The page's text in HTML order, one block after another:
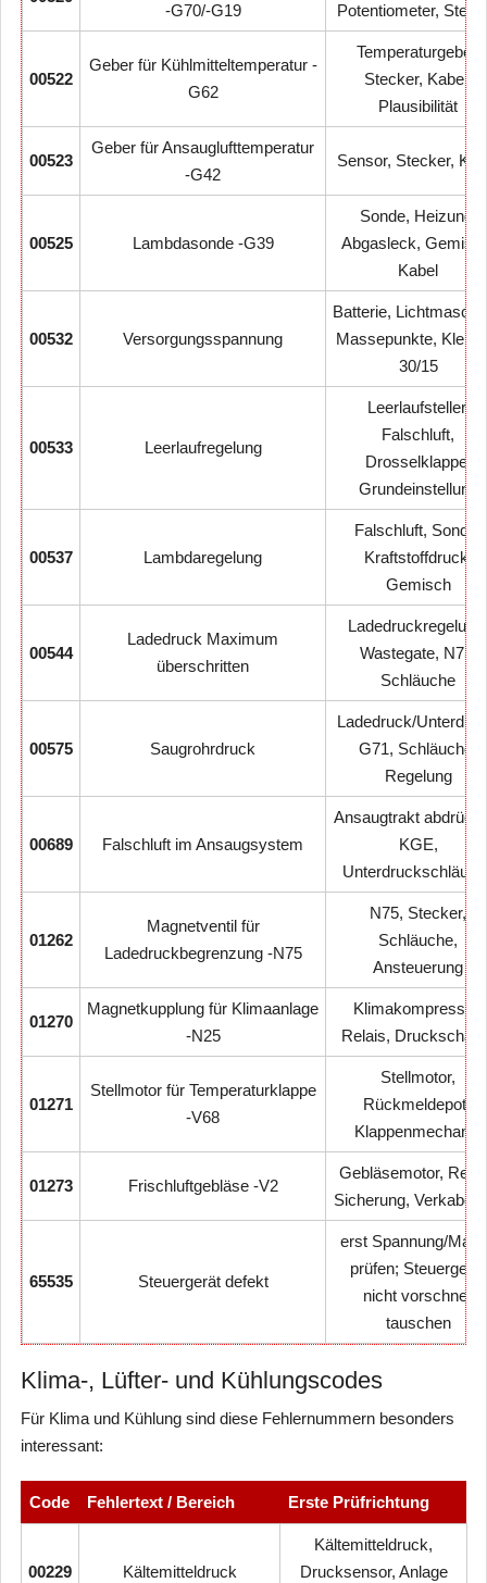
-G70/-G19 Potentiometer,
00522
Geber für Kühlmitteltemperatur -
G62
Temperaturgeber,
Stecker, Kabel,
Plausibilität
00523
Geber für Ansauglufttemperatur
-G42
Sensor, Stecker,
00525 Lambdasonde -G39
Sonde, Heizung,
Abgasleck,
Kabel
00532 Versorgungsspannung
Batterie,
Massepunkte,
30/15
00533 Leerlaufregelung
Leerlaufsteller,
Falschluft,
Drosselklappe,
Grundeinstellung
00537 Lambdaregelung
Falschluft, Sonde,
Kraftstoffdruck,
Gemisch
00544
Ladedruck Maximum
überschritten
Ladedruckregelung,
Wastegate, N75,
Schläuche
00575 Saugrohrdruck
Ladedruck/
G71, Schläuche,
Regelung
00689 Falschluft im Ansaugsystem
Ansaugtrakt
KGE,
01262
Magnetventil für
Ladedruckbegrenzung -N75
N75, Stecker,
Schläuche,
Ansteuerung
01270
Magnetkupplung für Klimaanlage
-N25
Klimakompressor,
Relais,
01271
Stellmotor für Temperaturklappe
-V68
Stellmotor,
Rückmeldepoti,
Klappenmechanik
01273 Frischluftgebläse -V2
Gebläsemotor,
Sicherung,
65535 Steuergerät defekt
erst Spannung/
prüfen; Steuergerät
nicht vorschnell
tauschen
Klima-, Lüfter- und Kühlungscodes
Für Klima und Kühlung sind diese Fehlernummern besonders
interessant:
Code Fehlertext / Bereich Erste Prüfrichtung
00229 Kältemitteldruck
Kältemitteldruck,
Drucksensor, Anlage